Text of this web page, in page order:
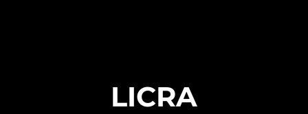
LICRA